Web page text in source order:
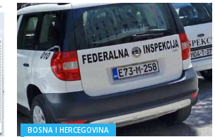
BOSNA I HERCEGOVINA